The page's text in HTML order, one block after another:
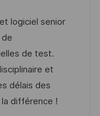
logiciel senior
de test.
et
délais des
différence !